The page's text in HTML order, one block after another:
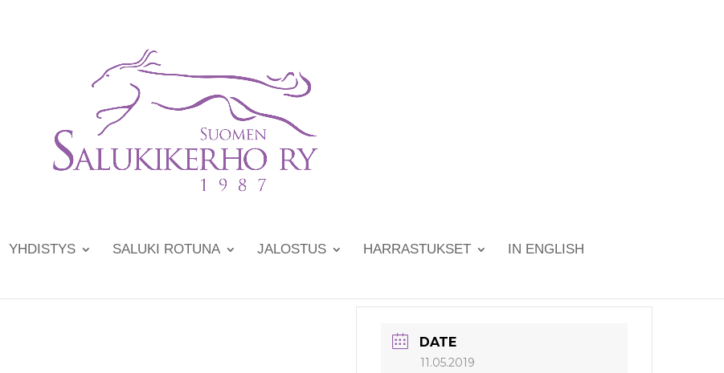
YHDISTYS SALUKI ROTUNA JALOSTUS HARRASTUKSET IN ENGLISH
DATE
11.05.2019